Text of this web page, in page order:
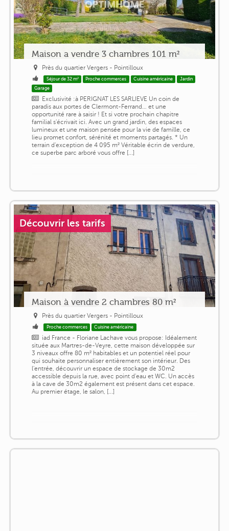
Maison a vendre 3 chambres 101 m²
Près du quartier Vergers - Pointilloux
Séjour de 32 m² Proche commerces Cuisine américaine
Jardin
Garage
Exclusivité :à PERIGNAT LES SARLIEVE Un coin de
paradis aux portes de Clermont-Ferrand… et une
opportunité rare à saisir ! Et si votre prochain chapitre
familial s'écrivait ici. Avec un grand jardin, des espaces
lumineux et une maison pensée pour la vie de famille, ce
lieu promet confort, sérénité et moments partagés. * Un
terrain d'exception de 4 095 m² Véritable écrin de verdure,
ce superbe parc arboré vous offre [...]
Découvrir les tarifs
Maison à vendre 2 chambres 80 m²
Près du quartier Vergers - Pointilloux
Proche commerces Cuisine américaine
iad France - Floriane Lachave vous propose: Idéalement
située aux Martres-de-Veyre, cette maison développée sur
3 niveaux offre 80 m² habitables et un potentiel réel pour
qui souhaite personnaliser entièrement son intérieur. Des
l'entrée, découvrir un espace de stockage de 30m2
accessible depuis la rue, avec point d'eau et WC. Un accès
à la cave de 30m2 également est présent dans cet espace.
Au premier étage, le salon, [...]